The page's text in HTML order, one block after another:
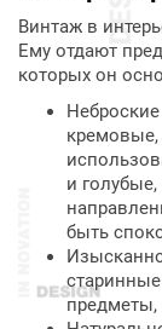
Винтаж в
Ему отдают
которых он
кремовые,
и
быть
предметы,